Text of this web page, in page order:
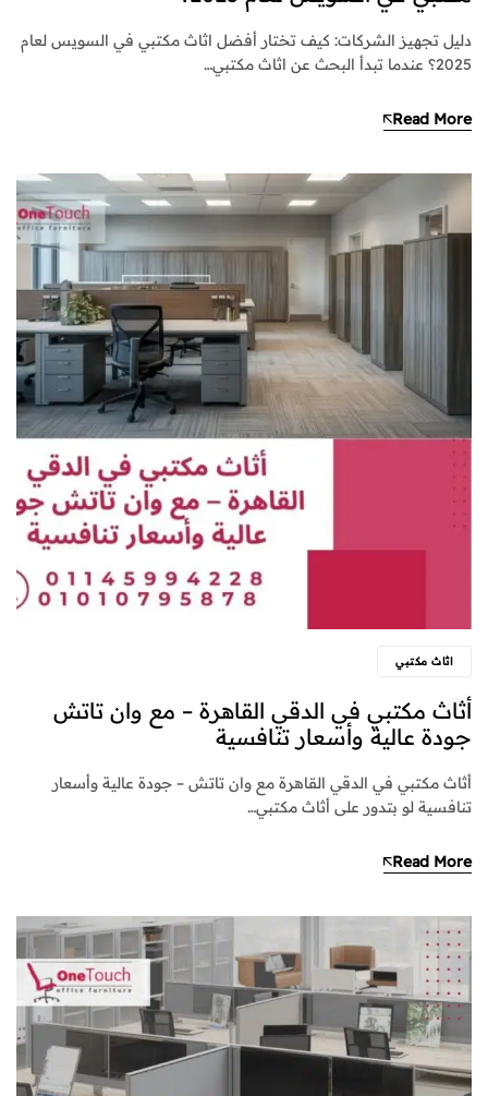
دليل تجهيز الشركات: كيف تختار أفضل اثاث مكتبي في السويس لعام
2025؟ عندما تبدأ البحث عن اثاث مكتبي…
Read More
اثاث مكتبي
أثاث مكتبي في الدقي القاهرة – مع وان تاتش
جودة عالية وأسعار تنافسية
أثاث مكتبي في الدقي القاهرة مع وان تاتش – جودة عالية وأسعار
تنافسية لو بتدور على أثاث مكتبي…
Read More